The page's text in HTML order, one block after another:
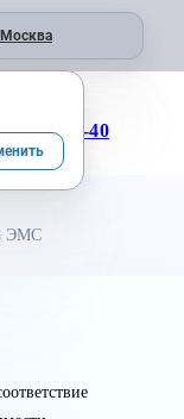
Москва
333-25-40
ЭМС